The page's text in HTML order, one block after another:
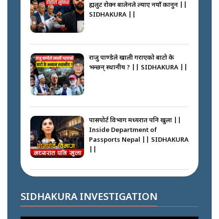
भयो ? के के भयो ? || SUNSARI
CASE || SIDHAKURA || THE
REPORTER ||
प्रहरी ? Police repeatedly fail to
control crowds ?
SIDHAKURA || THE REPORTER
ब्रह्मलुट रोक्न बालेनले ल्याए नयाँ कानुन ||
SIDHAKURA ||
राजु पाण्डेले खाली गराएको बाटो के
भन्छन् स्थानीय ? || SIDHAKURA ||
पासपोर्ट विभाग मध्यरात पनि खुला ||
Inside Department of
Passports Nepal || SIDHAKURA
the Gas Go? || SIDHAKURA ||
SIDHAKURA INVESTIGATION